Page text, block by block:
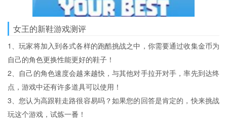
女王的新鞋游戏测评
1、玩家将加入到各式各样的跑酷挑战之中，你需要通过收集金币为
自己的角色更换性能更好的鞋子！
2、自己的角色速度会越来越快，与其他对手拉开对手，率先到达终
点，游戏中还有许多道具可以使用！
3、您认为高跟鞋走路很容易吗？如果您的回答是肯定的，快来挑战
玩这个游戏，试炼一番！